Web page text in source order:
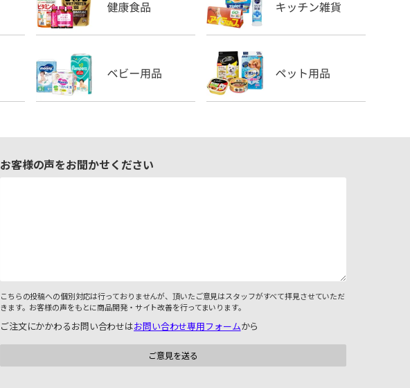
お客様の声をお聞かせください
こちらの投稿への個別対応は行っておりませんが、頂いたご意見はスタッフがすべて拝見させていただ
きます。お客様の声をもとに商品開発・サイト改善を行ってまいります。
ご注文にかかわるお問い合わせはお問い合わせ専用フォームから